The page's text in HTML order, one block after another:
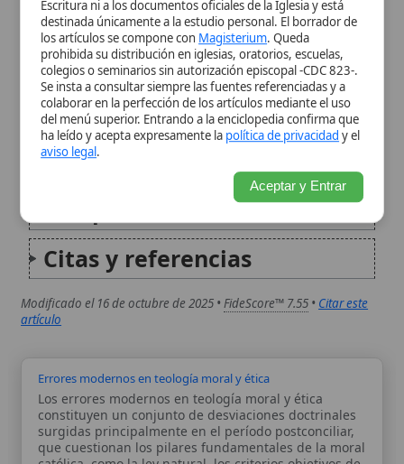
contemporáneos
Perspectivas futuras
Citas y referencias
Modificado el 16 de octubre de 2025 •FideScore™ 7.55•Citar este
artículo
Los errores modernos en teología moral y ética
constituyen un conjunto de desviaciones doctrinales
surgidas principalmente en el período postconciliar,
que cuestionan los pilares fundamentales de la moral
bondad y maldad...
conocimiento racional de Dios a partir de la creación
y las leyes del ser, representa uno de los errores
teológicos más graves en la historia del pensamiento
cristiano, especialmente en corrientes...
aviso legal
Aceptar y Entrar